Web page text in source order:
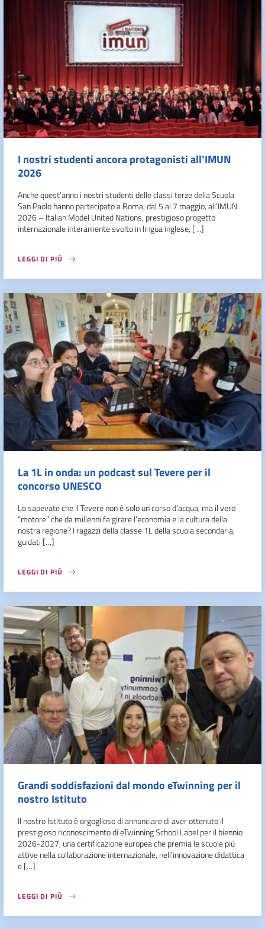
I nostri studenti ancora protagonisti all’IMUN
2026
Anche quest’anno i nostri studenti delle classi terze della Scuola
San Paolo hanno partecipato a Roma, dal 5 al 7 maggio, all’IMUN
2026 – Italian Model United Nations, prestigioso progetto
internazionale interamente svolto in lingua inglese, […]
LEGGI DI PIÙ
La 1L in onda: un podcast sul Tevere per il
concorso UNESCO
Lo sapevate che il Tevere non è solo un corso d’acqua, ma il vero
“motore” che da millenni fa girare l’economia e la cultura della
nostra regione? I ragazzi della classe 1L della scuola secondaria,
guidati […]
LEGGI DI PIÙ
Grandi soddisfazioni dal mondo eTwinning per il
nostro Istituto
Il nostro Istituto è orgoglioso di annunciare di aver ottenuto il
prestigioso riconoscimento di eTwinning School Label per il biennio
2026-2027, una certificazione europea che premia le scuole più
attive nella collaborazione internazionale, nell’innovazione didattica
e […]
LEGGI DI PIÙ